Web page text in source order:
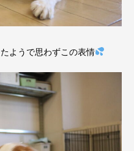
ようで思わずこの表情